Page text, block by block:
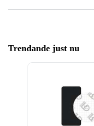
Trendande just nu